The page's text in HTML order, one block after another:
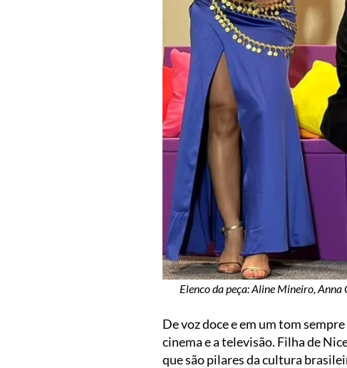
Elenco da peça: Aline Mineiro,
De voz doce e em um tom
cinema e a televisão. Filha de
que são pilares da cultura